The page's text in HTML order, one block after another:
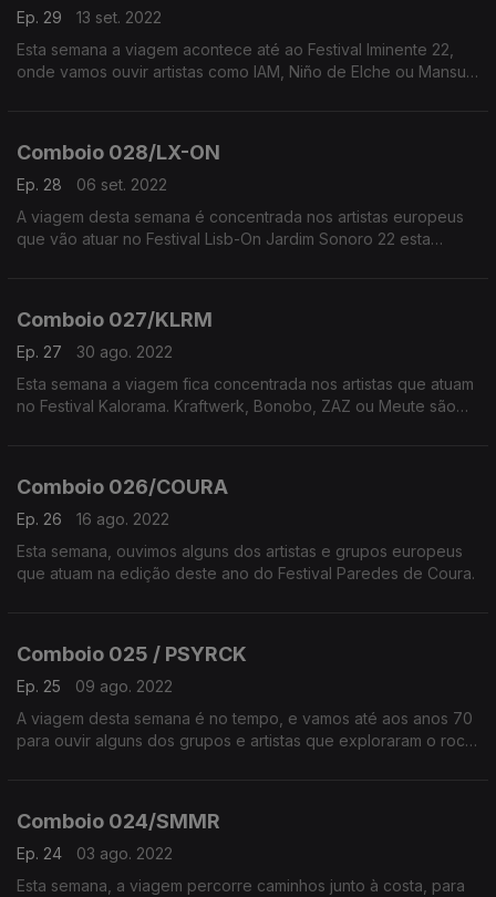
Ep. 29
13 set. 2022
Esta semana a viagem acontece até ao Festival Iminente 22,
onde vamos ouvir artistas como IAM, Niño de Elche ou Mansur
Comboio 028/LX-ON
Ep. 28
06 set. 2022
A viagem desta semana é concentrada nos artistas europeus
que vão atuar no Festival Lisb-On Jardim Sonoro 22 esta
Comboio 027/KLRM
Ep. 27
30 ago. 2022
Esta semana a viagem fica concentrada nos artistas que atuam
no Festival Kalorama. Kraftwerk, Bonobo, ZAZ ou Meute são
Comboio 026/COURA
Ep. 26
16 ago. 2022
Esta semana, ouvimos alguns dos artistas e grupos europeus
que atuam na edição deste ano do Festival Paredes de Coura.
Comboio 025 / PSYRCK
Ep. 25
09 ago. 2022
A viagem desta semana é no tempo, e vamos até aos anos 70
para ouvir alguns dos grupos e artistas que exploraram o rock
Comboio 024/SMMR
Ep. 24
03 ago. 2022
Esta semana, a viagem percorre caminhos junto à costa, para